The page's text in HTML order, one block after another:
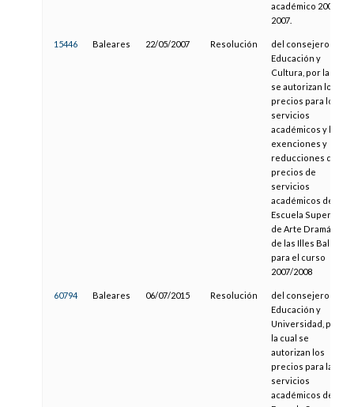
académico 2006-
2007.
15446 Baleares 22/05/2007 Resolución
del consejero de
Educación y
Cultura, por la cual
se autorizan los
precios para los
servicios
académicos y las
exenciones y
reducciones de
precios de
servicios
académicos de la
Escuela Superior
de Arte Dramático
de las Illes Balears
para el curso
2007/2008
60794 Baleares 06/07/2015 Resolución
del consejero de
Educación y
Universidad, por
la cual se
autorizan los
precios para la los
servicios
académicos de la